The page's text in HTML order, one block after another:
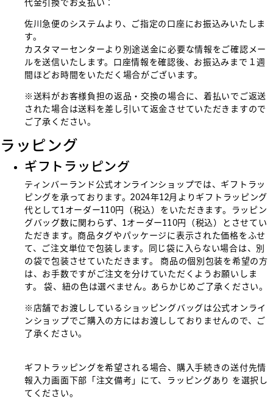
佐川急便のシステムより、ご指定の口座にお振込みいたしま
す。
カスタマーセンターより別途送金に必要な情報をご確認メー
ルを送信いたします。口座情報を確認後、お振込みまで１週
間ほどお時間をいただく場合がございます。
※送料がお客様負担の返品・交換の場合に、着払いでご返送
された場合は送料を差し引いて返金させていただきますので
ご了承ください。
ラッピング
ギフトラッピング
ティンバーランド公式オンラインショップでは、ギフトラッ
ピングを承っております。2024年12月よりギフトラッピング
代として1オーダー110円（税込）をいただきます。ラッピン
グバッグ数に関わらず、1オーダー110円（税込）とさせてい
ただきます。商品タグやパッケージに表示された価格をふせ
て、ご注文単位で包装します。同じ袋に入らない場合は、別
の袋で包装させていただきます。 商品の個別包装を希望の方
は、お手数ですがご注文を分けていただくようお願いしま
す。 袋、紐の色は選べません。あらかじめご了承ください。
※店舗でお渡ししているショッピングバッグは公式オンライ
ンショップでご購入の方にはお渡ししておりませんので、ご
了承ください。
ギフトラッピングを希望される場合、購入手続きの送付先情
報入力画面下部「注文備考」にて、ラッピングあり を選択し
てください。